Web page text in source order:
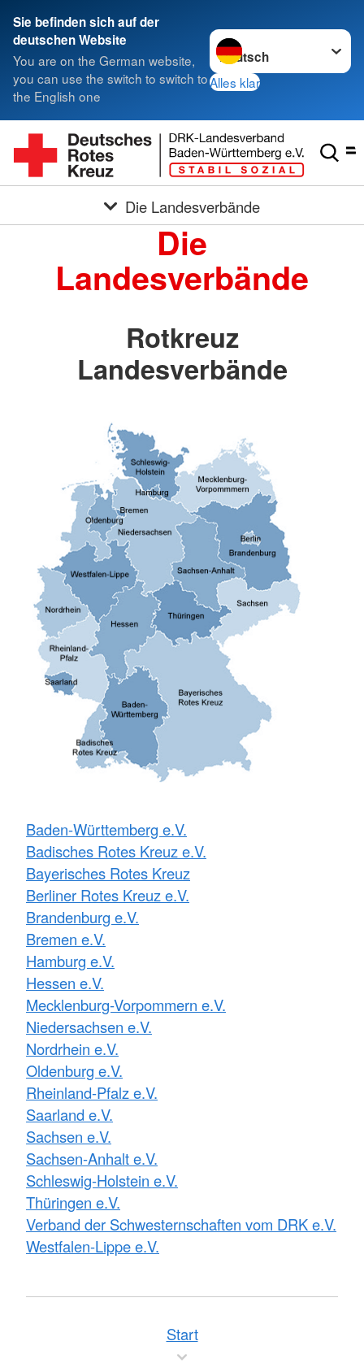
Sie befinden sich auf der
deutschen Website
You are on the German website,
you can use the switch to switch to
the English one
Sprache wechseln zu
Alles klar
Die Landesverbände
Die
Landesverbände
Rotkreuz
Landesverbände
Baden-Württemberg e.V.
Badisches Rotes Kreuz e.V.
Bayerisches Rotes Kreuz
Berliner Rotes Kreuz e.V.
Brandenburg e.V.
Bremen e.V.
Hamburg e.V.
Hessen e.V.
Mecklenburg-Vorpommern e.V.
Niedersachsen e.V.
Nordrhein e.V.
Oldenburg e.V.
Rheinland-Pfalz e.V.
Saarland e.V.
Sachsen e.V.
Sachsen-Anhalt e.V.
Schleswig-Holstein e.V.
Thüringen e.V.
Verband der Schwesternschaften vom DRK e.V.
Westfalen-Lippe e.V.
Start